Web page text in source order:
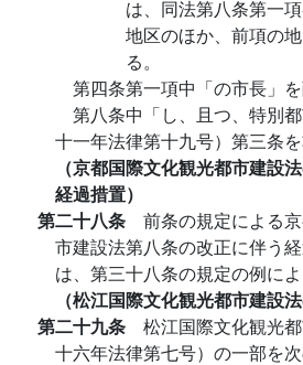
は、同法第八条第一
地区のほか、前項の
る。
第四条第一項中「の市長」を
第八条中「し、且つ、特別
十一年法律第十九号）第三条を
（京都国際文化観光都市建設
経過措置）
第二十八条 前条の規定による
市建設法第八条の改正に伴う
は、第三十八条の規定の例によ
（松江国際文化観光都市建設
第二十九条 松江国際文化観光
十六年法律第七号）の一部を